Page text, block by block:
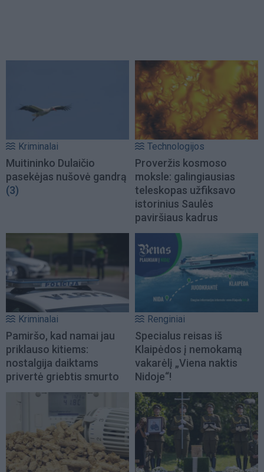
Kriminalai
Muitininko Dulaičio
pasekėjas nušovė gandrą
(3)
Technologijos
Proveržis kosmoso
moksle: galingiausias
teleskopas užfiksavo
istorinius Saulės
paviršiaus kadrus
Kriminalai
Pamiršo, kad namai jau
priklauso kitiems:
nostalgija daiktams
privertė griebtis smurto
Renginiai
Specialus reisas iš
Klaipėdos į nemokamą
vakarėlį „Viena naktis
Nidoje“!